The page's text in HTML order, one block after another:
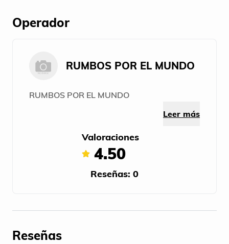
Operador
RUMBOS POR EL MUNDO
RUMBOS POR EL MUNDO
Leer más
Valoraciones
4.50
Reseñas: 0
Reseñas